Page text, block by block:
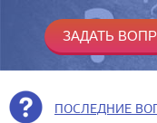
ПОСЛЕДНИЕ